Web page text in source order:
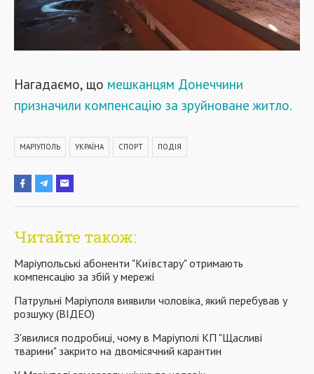
Нагадаємо, що мешканцям Донеччини
призначили компенсацію за зруйноване житло.
МАРІУПОЛЬ УКРАЇНА СПОРТ ПОДІЯ
Читайте також:
Маріупольські абоненти "Київстару" отримають
компенсацію за збій у мережі
Патрульні Маріуполя виявили чоловіка, який перебував у
розшуку (ВІДЕО)
З'явилися подробиці, чому в Маріуполі КП "Щасливі
тварини" закрито на двомісячний карантин